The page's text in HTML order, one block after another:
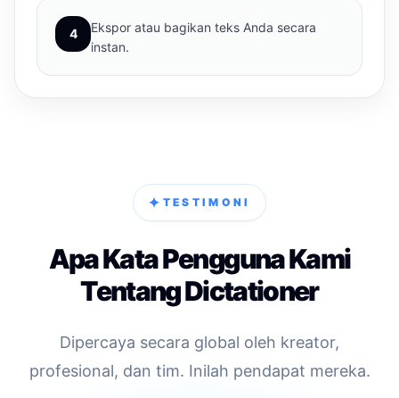
4
Ekspor atau bagikan teks Anda secara
instan.
✦ TESTIMONI
Apa Kata Pengguna Kami
Tentang Dictationer
Dipercaya secara global oleh kreator,
profesional, dan tim. Inilah pendapat mereka.